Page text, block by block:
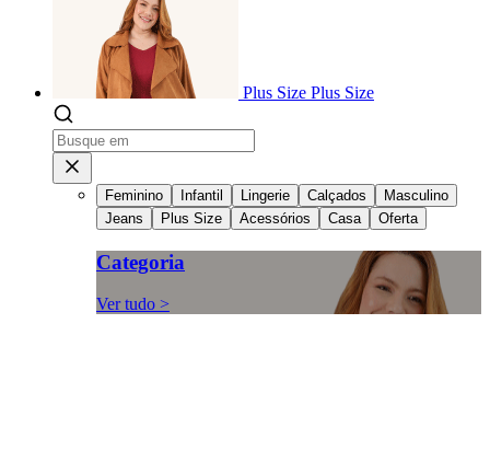
Plus Size Plus Size
Feminino Infantil Lingerie Calçados
Masculino
Jeans
Plus Size Acessórios Casa Oferta
Categoria
Ver tudo >